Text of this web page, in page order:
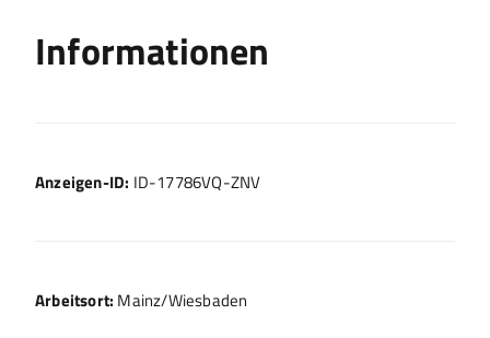
Informationen
Anzeigen-ID: ID-17786VQ-ZNV
Arbeitsort: Mainz/Wiesbaden